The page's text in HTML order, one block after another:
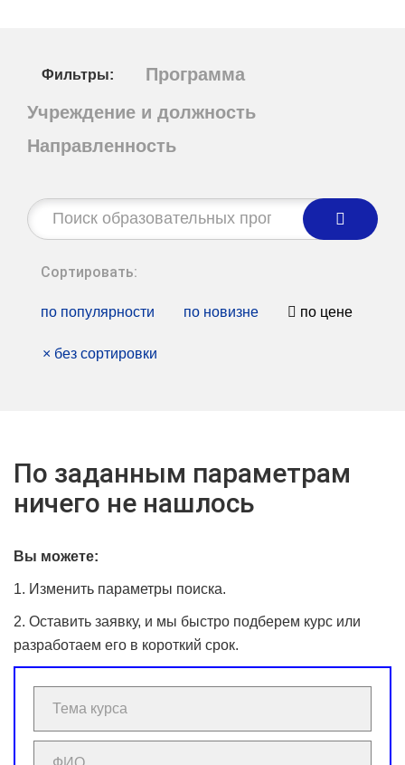
Фильтры:
Программа
Учреждение и должность
Направленность
Строка
поиска:
Сортировать:
по популярности по новизне по цене
× без сортировки
По заданным параметрам
ничего не нашлось
Вы можете:
1. Изменить параметры поиска.
2. Оставить заявку, и мы быстро подберем курс или
разработаем его в короткий срок.